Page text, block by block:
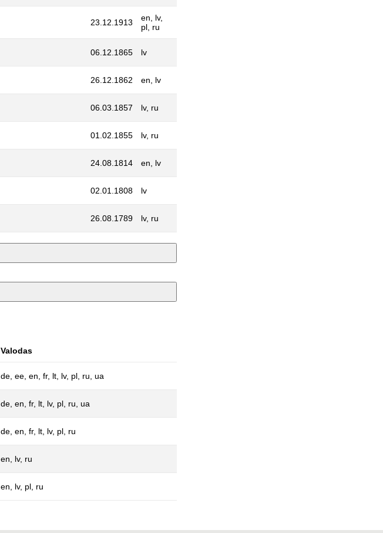
23.12.1913
en, lv,
pl, ru
06.12.1865 lv
26.12.1862 en, lv
06.03.1857 lv, ru
01.02.1855 lv, ru
24.08.1814 en, lv
02.01.1808 lv
26.08.1789 lv, ru
Valodas
de, ee, en, fr, lt, lv, pl, ru, ua
de, en, fr, lt, lv, pl, ru, ua
de, en, fr, lt, lv, pl, ru
en, lv, ru
en, lv, pl, ru